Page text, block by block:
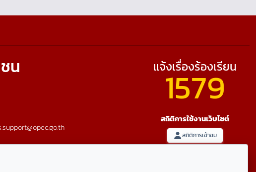
น
ต์
แจ้งเรื่องร้องเรียน
1579
สถิติการใช้งานเว็บไซต์
สถิติการเข้าชม